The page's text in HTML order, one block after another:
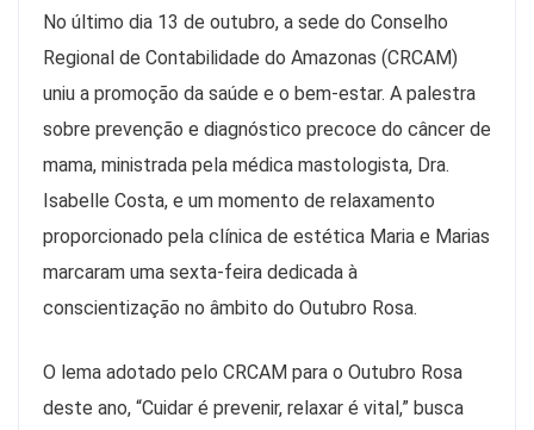
No último dia 13 de outubro, a sede do Conselho
Regional de Contabilidade do Amazonas (CRCAM)
uniu a promoção da saúde e o bem-estar. A palestra
sobre prevenção e diagnóstico precoce do câncer de
mama, ministrada pela médica mastologista, Dra.
Isabelle Costa, e um momento de relaxamento
proporcionado pela clínica de estética Maria e Marias
marcaram uma sexta-feira dedicada à
conscientização no âmbito do Outubro Rosa.
O lema adotado pelo CRCAM para o Outubro Rosa
deste ano, “Cuidar é prevenir, relaxar é vital,” busca